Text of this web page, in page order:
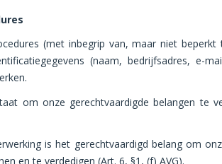
(met inbegrip van, maar niet
(naam, bedrijfsadres, e-
om onze gerechtvaardigde belangen te
is het gerechtvaardigd belang om
en te verdedigen (Art. 6, §1, (f) AVG).